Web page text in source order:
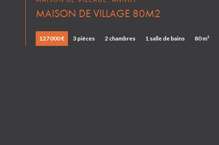
MAISON DE VILLAGE 80M2
127 000 € 3 pièces 2 chambres 1 salle de bains 80 m²